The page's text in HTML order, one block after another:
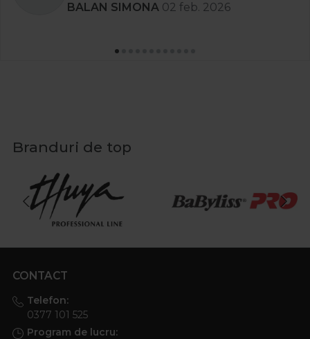
BALAN SIMONA 02 feb. 2026
Branduri de top
CONTACT
Telefon:
0377 101 525
Program de lucru: